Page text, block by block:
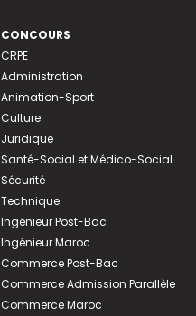
CONCOURS
CRPE
Administration
Animation-Sport
Culture
Juridique
Santé-Social et Médico-Social
Sécurité
Technique
Ingénieur Post-Bac
Ingénieur Maroc
Commerce Post-Bac
Commerce Admission Parallèle
Commerce Maroc